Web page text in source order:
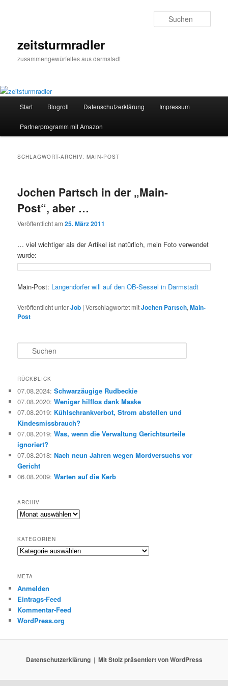
zeitsturmradler
zusammengewürfeltes aus darmstadt
Start Blogroll Datenschutzerklärung Impressum
Partnerprogramm mit Amazon
SCHLAGWORT-ARCHIV:MAIN-POST
Jochen Partsch in der „Main-
Post“, aber …
Veröffentlicht am25. März 2011
… viel wichtiger als der Artikel ist natürlich, mein Foto verwendet
wurde:
Main-Post: Langendorfer will auf den OB-Sessel in Darmstadt
Veröffentlicht unterJob |Verschlagwortet mitJochen Partsch,Main-
Post
u
h
n
RÜCKBLICK
07.08.2024:Schwarzäugige Rudbeckie
07.08.2020:Weniger hilflos dank Maske
07.08.2019: Kühlschrankverbot, Strom abstellen und
Kindesmissbrauch?
07.08.2019:Was, wenn die Verwaltung Gerichtsurteile
ignoriert?
07.08.2018:Nach neun Jahren wegen Mordversuchs vor
Gericht
06.08.2009:Warten auf die Kerb
ARCHIV
Archiv
KATEGORIEN
Kategorien
META
Anmelden
Eintrags-Feed
Kommentar-Feed
WordPress.org
Datenschutzerklärung Mit Stolz präsentiert von WordPress